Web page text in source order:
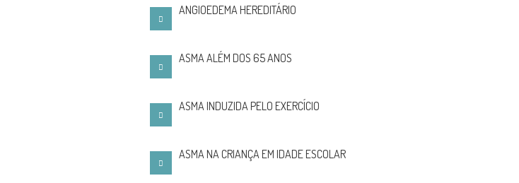
ANGIOEDEMA HEREDITÁRIO
ASMA ALÉM DOS 65 ANOS
ASMA INDUZIDA PELO EXERCÍCIO
ASMA NA CRIANÇA EM IDADE ESCOLAR